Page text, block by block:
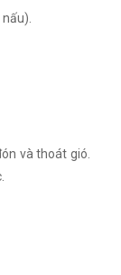
và thoát gió.